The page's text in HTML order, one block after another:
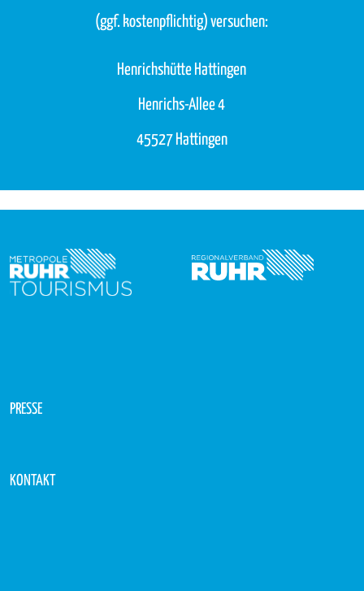
(ggf. kostenpflichtig) versuchen:
Henrichshütte Hattingen
Henrichs-Allee 4
45527 Hattingen
PRESSE
KONTAKT